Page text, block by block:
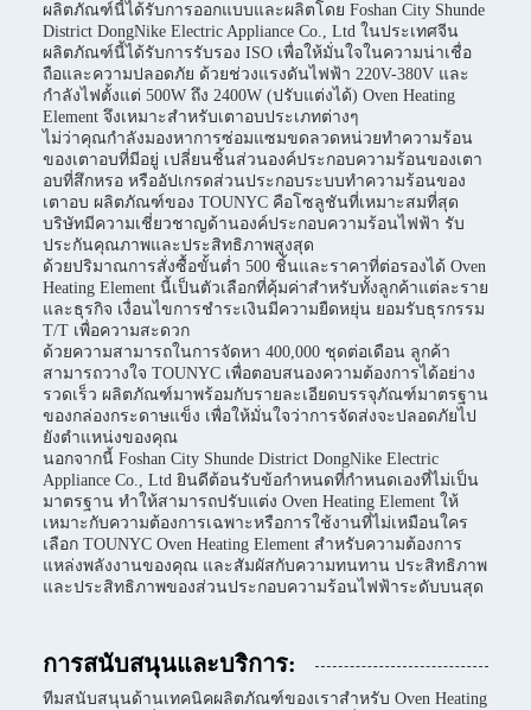
ผลิตภัณฑ์นี้ได้รับการออกแบบและผลิตโดย Foshan City Shunde
District DongNike Electric Appliance Co., Ltd ในประเทศจีน
ผลิตภัณฑ์นี้ได้รับการรับรอง ISO เพื่อให้มั่นใจในความน่าเชื่อ
ถือและความปลอดภัย ด้วยช่วงแรงดันไฟฟ้า 220V-380V และ
กำลังไฟตั้งแต่ 500W ถึง 2400W (ปรับแต่งได้) Oven Heating
Element จึงเหมาะสำหรับเตาอบประเภทต่างๆ
ไม่ว่าคุณกำลังมองหาการซ่อมแซมขดลวดหน่วยทำความร้อน
ของเตาอบที่มีอยู่ เปลี่ยนชิ้นส่วนองค์ประกอบความร้อนของเตา
อบที่สึกหรอ หรืออัปเกรดส่วนประกอบระบบทำความร้อนของ
เตาอบ ผลิตภัณฑ์ของ TOUNYC คือโซลูชันที่เหมาะสมที่สุด
บริษัทมีความเชี่ยวชาญด้านองค์ประกอบความร้อนไฟฟ้า รับ
ประกันคุณภาพและประสิทธิภาพสูงสุด
ด้วยปริมาณการสั่งซื้อขั้นต่ำ 500 ชิ้นและราคาที่ต่อรองได้ Oven
Heating Element นี้เป็นตัวเลือกที่คุ้มค่าสำหรับทั้งลูกค้าแต่ละราย
และธุรกิจ เงื่อนไขการชำระเงินมีความยืดหยุ่น ยอมรับธุรกรรม
T/T เพื่อความสะดวก
ด้วยความสามารถในการจัดหา 400,000 ชุดต่อเดือน ลูกค้า
สามารถวางใจ TOUNYC เพื่อตอบสนองความต้องการได้อย่าง
รวดเร็ว ผลิตภัณฑ์มาพร้อมกับรายละเอียดบรรจุภัณฑ์มาตรฐาน
ของกล่องกระดาษแข็ง เพื่อให้มั่นใจว่าการจัดส่งจะปลอดภัยไป
ยังตำแหน่งของคุณ
นอกจากนี้ Foshan City Shunde District DongNike Electric
Appliance Co., Ltd ยินดีต้อนรับข้อกำหนดที่กำหนดเองที่ไม่เป็น
มาตรฐาน ทำให้สามารถปรับแต่ง Oven Heating Element ให้
เหมาะกับความต้องการเฉพาะหรือการใช้งานที่ไม่เหมือนใคร
เลือก TOUNYC Oven Heating Element สำหรับความต้องการ
แหล่งพลังงานของคุณ และสัมผัสกับความทนทาน ประสิทธิภาพ
และประสิทธิภาพของส่วนประกอบความร้อนไฟฟ้าระดับบนสุด
การสนับสนุนและบริการ:
ทีมสนับสนุนด้านเทคนิคผลิตภัณฑ์ของเราสำหรับ Oven Heating